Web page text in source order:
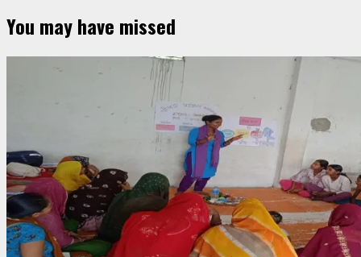
You may have missed